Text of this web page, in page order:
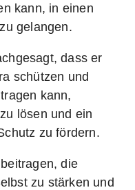
kann, in einen
gelangen.
dass er
schützen und
kann,
lösen und ein
zu fördern.
die
zu stärken und